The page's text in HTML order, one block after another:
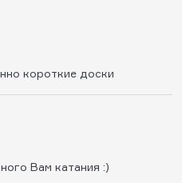
короткие доски
Вам катания :)